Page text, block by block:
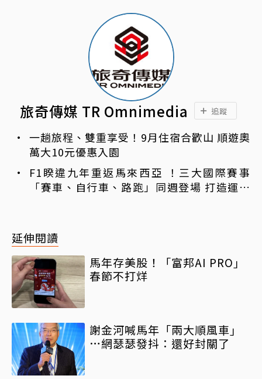
旅奇傳媒 TR Omnimedia 追蹤
一趟旅程、雙重享受！9月住宿合歡山 順遊奧
萬大10元優惠入園
F1睽違九年重返馬來西亞 ！三大國際賽事
「賽車、自行車、路跑」同週登場 打造運動
延伸閱讀
馬年存美股！「富邦AI PRO」
春節不打烊
謝金河喊馬年「兩大順風車」
…網瑟瑟發抖：還好封關了